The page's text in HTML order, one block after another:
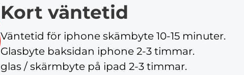
Kort väntetid
Väntetid för iphone skämbyte 10-15 minuter.
Glasbyte baksidan iphone 2-3 timmar.
glas / skärmbyte på ipad 2-3 timmar.